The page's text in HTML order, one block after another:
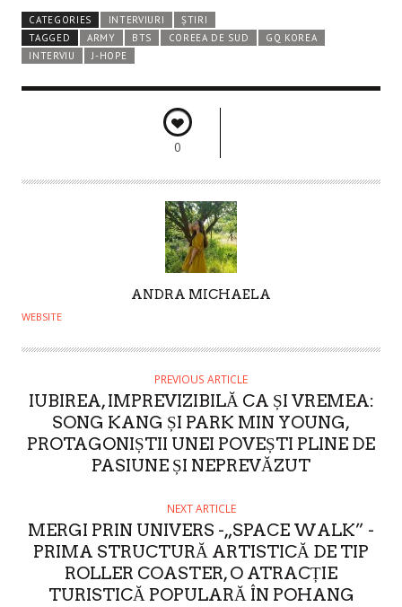
CATEGORIES INTERVIURI
ȘTIRI
TAGGED
ARMY BTS COREEA DE SUD
GQ KOREA
INTERVIU
J-HOPE
0
U
H
R
ANDRA MICHAELA
WEBSITE
PREVIOUS ARTICLE
IUBIREA, IMPREVIZIBILĂ CA ȘI VREMEA:
SONG KANG ȘI PARK MIN YOUNG,
PROTAGONIȘTII UNEI POVEȘTI PLINE DE
PASIUNE ȘI NEPREVĂZUT
NEXT ARTICLE
MERGI PRIN UNIVERS -„SPACE WALK” -
PRIMA STRUCTURĂ ARTISTICĂ DE TIP
ROLLER COASTER, O ATRACȚIE
TURISTICĂ POPULARĂ ÎN POHANG